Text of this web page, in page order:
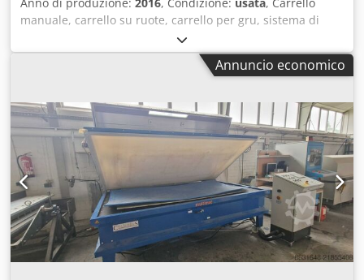
Anno di produzione: 2016, Condizione: usata, Carrello
manuale, carrello su ruote, carrello per gru, sistema di
scorrimento per gru, gruppo di scorrimento per gru,
carrello per gru, carrello di scorrimento -Larghezza del
telaio: max. 230 mm -Capacità di carico: 3000 kg -Quantità:
390/250/H200 mm Dodpodzyviofx Ak Eeck -Peso proprio: 38
Annuncio economico